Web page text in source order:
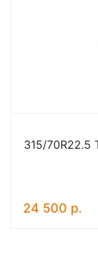
315/70R22.5
24 500 р.